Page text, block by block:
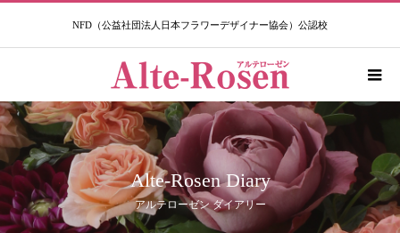
NFD（公益社団法人日本フラワーデザイナー協会）公認校​
Alte-Rosen Diary
アルテローゼン ダイアリー